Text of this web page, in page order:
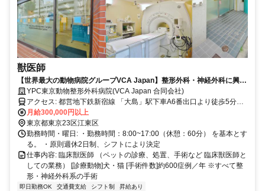
獣医師
【世界最大の動物病院グループVCA Japan】整形外科・神経外科に興味
のある獣医師を募集。 整形外科・神経外科の経験がない方でも大歓迎で
す！
YPC東京動物整形外科病院(VCA Japan 合同会社)
アクセス: 都営地下鉄新宿線 「大島」駅下車A6番出口より徒歩5分。
A6番出口を出て新大橋通りを左（東）に500m 「東大島」駅下車北口
より徒歩8分。 東口北側を出て新大橋通りを左（西）に800m
月給300,000円以上
東京都東京23区江東区
勤務時間・曜日: ・勤務時間：8:00~17:00（休憩：60分） を基本とす
る。 ・原則週休2日制、シフトにより決定
仕事内容: 臨床獣医師 （ペットの診療、処置、手術など 臨床獣医師と
しての業務） [診療動物]犬・猫 [手術件数]約600症例／年 ※すべて整
形・神経外科系の手術
即日勤務OK 交通費支給 シフト制 昇給あり